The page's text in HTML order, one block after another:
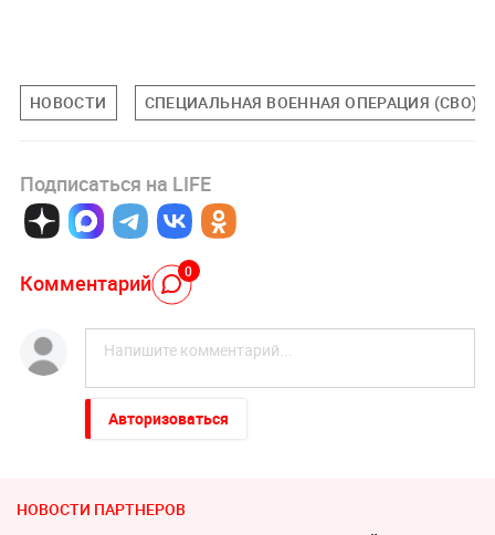
НОВОСТИ СПЕЦИАЛЬНАЯ ВОЕННАЯ ОПЕРАЦИЯ (СВО)
Подписаться на LIFE
Комментарий 0
Авторизоваться
НОВОСТИ ПАРТНЕРОВ